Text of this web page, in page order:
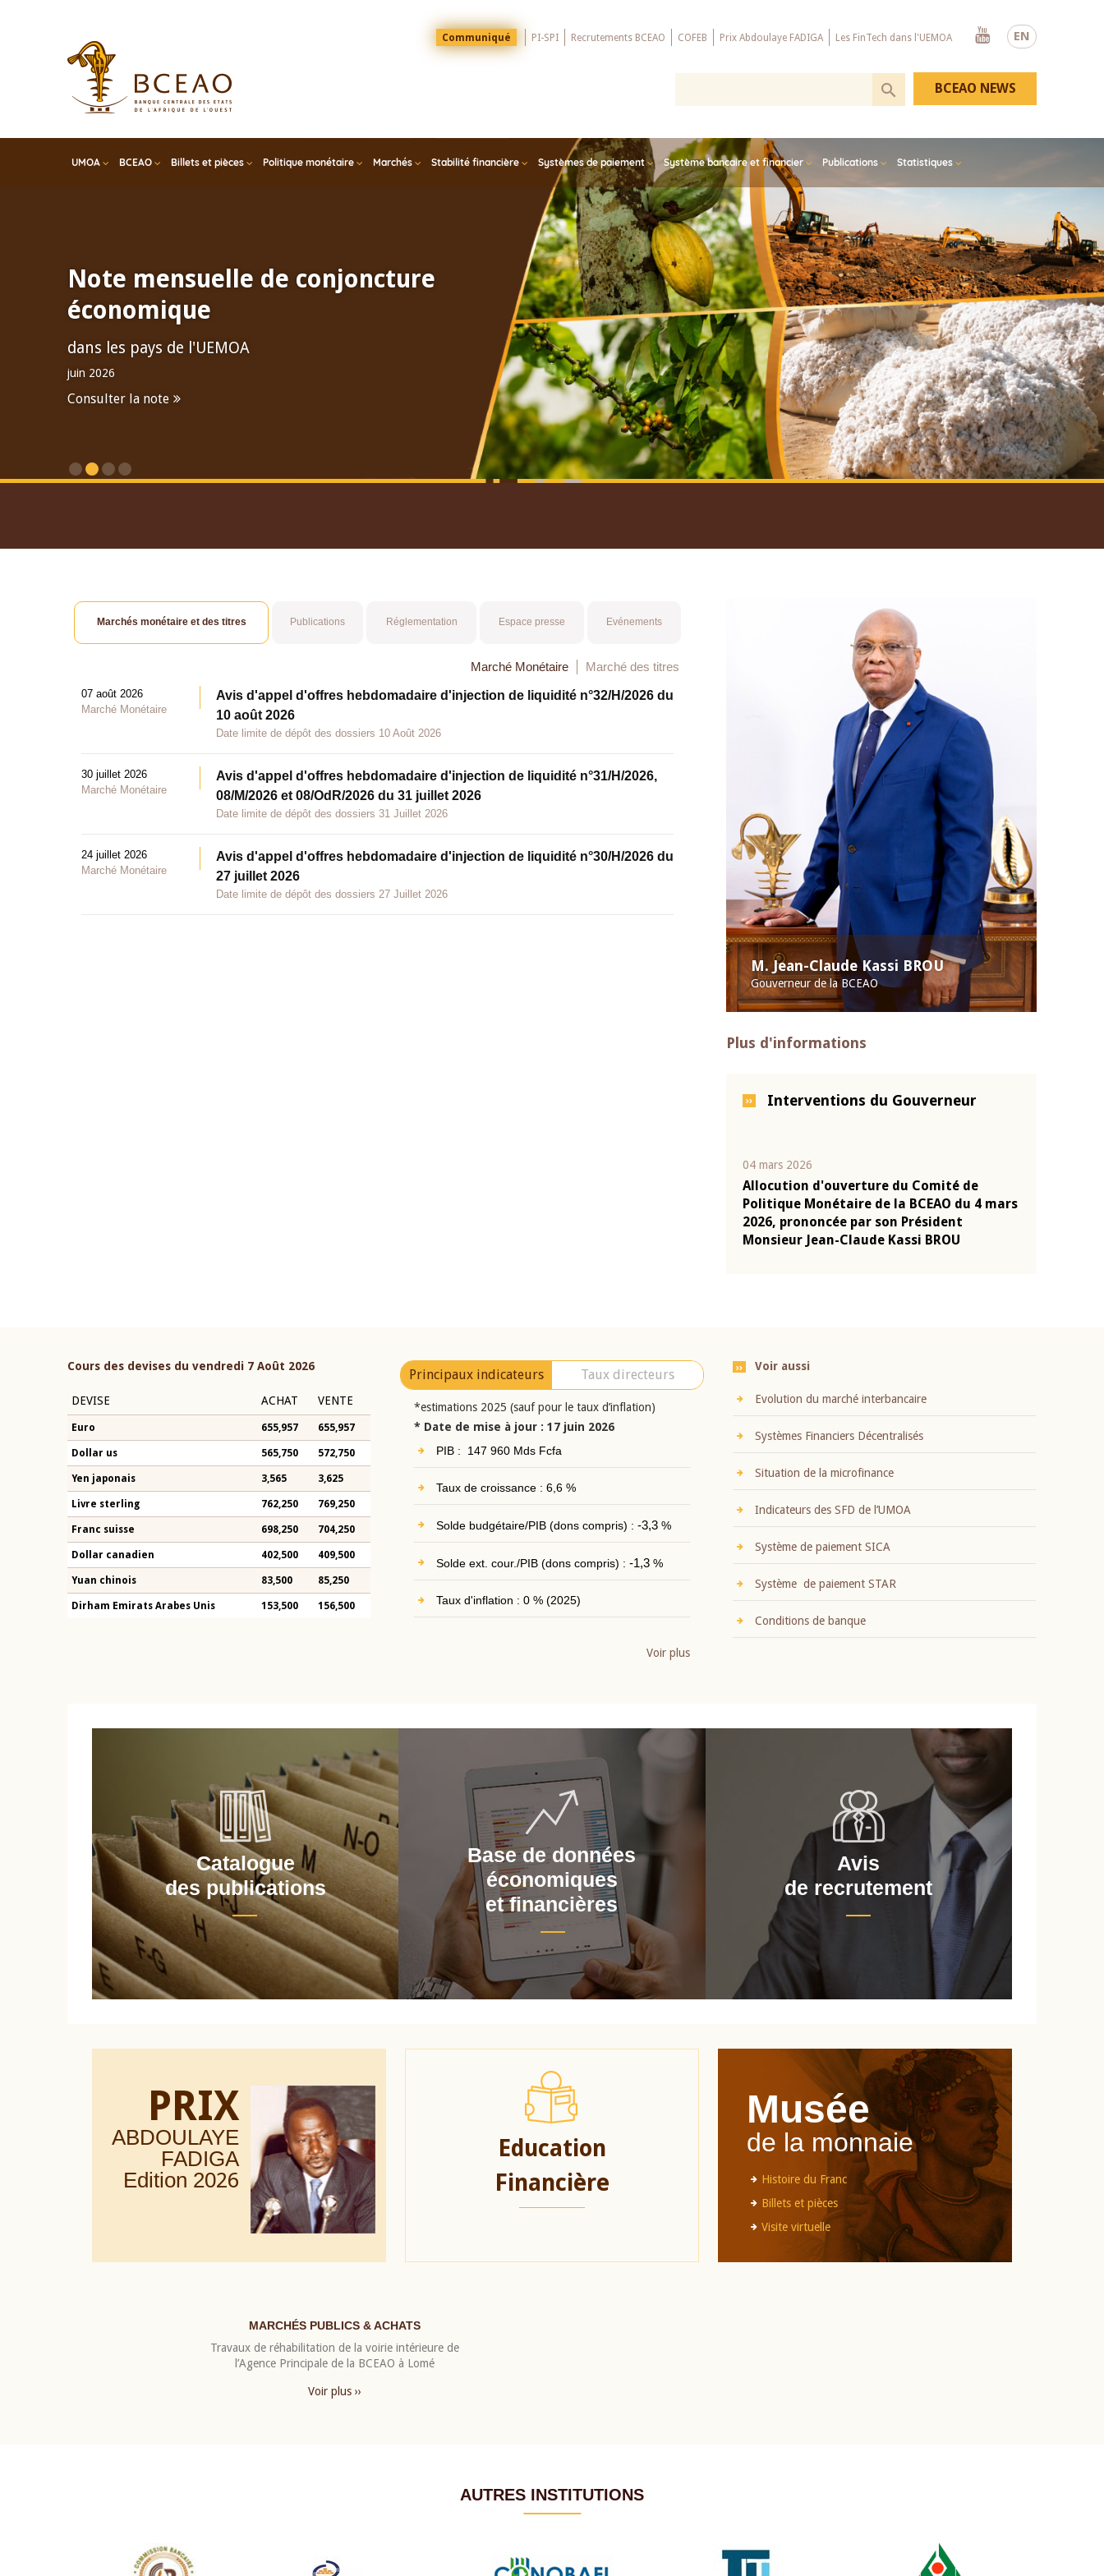
EN
Menu
Top
Communiqué PI-SPI Recrutements BCEAO COFEB Prix Abdoulaye FADIGA Les FinTech dans l'UEMOA
Youtube
UMOA BCEAO Billets et pièces Politique monétaire Marchés Stabilité financière Systèmes de paiement Système bancaire et financier Publications Statistiques
BCEAO NEWS
Note mensuelle de conjoncture
économique
dans les pays de l'UEMOA
juin 2026
Consulter la note
M. Jean-Claude Kassi BROU
Gouverneur de la BCEAO
Plus d'informations
Interventions du Gouverneur
04 mars 2026
Allocution d'ouverture du Comité de
Politique Monétaire de la BCEAO du 4 mars
2026, prononcée par son Président
Monsieur Jean-Claude Kassi BROU
Marchés monétaire et des titres Publications Réglementation Espace presse Evénements
Marché Monétaire Marché des titres
07 août 2026
Marché Monétaire
Avis d'appel d'offres hebdomadaire d'injection de liquidité n°32/H/2026 du
10 août 2026
Date limite de dépôt des dossiers 10 Août 2026
30 juillet 2026
Marché Monétaire
Avis d'appel d'offres hebdomadaire d'injection de liquidité n°31/H/2026,
08/M/2026 et 08/OdR/2026 du 31 juillet 2026
Date limite de dépôt des dossiers 31 Juillet 2026
24 juillet 2026
Marché Monétaire
Avis d'appel d'offres hebdomadaire d'injection de liquidité n°30/H/2026 du
27 juillet 2026
Date limite de dépôt des dossiers 27 Juillet 2026
Cours des devises du vendredi 7 Août 2026
DEVISE ACHAT VENTE
Euro 655,957 655,957
Dollar us 565,750 572,750
Yen japonais 3,565 3,625
Livre sterling 762,250 769,250
Franc suisse 698,250 704,250
Dollar canadien 402,500 409,500
Yuan chinois 83,500 85,250
Dirham Emirats Arabes Unis 153,500 156,500
Principaux indicateurs Taux directeurs
*estimations 2025 (sauf pour le taux d’inflation)
* Date de mise à jour : 17 juin 2026
PIB : 147 960 Mds Fcfa
Taux de croissance : 6,6 %
Solde budgétaire/PIB (dons compris) : -3,3%
Solde ext. cour./PIB (dons compris) : -1,3%
Taux d'inflation : 0 % (2025)
Voir plus
Voir aussi
Evolution du marché interbancaire
Systèmes Financiers Décentralisés
Situation de la microfinance
Indicateurs des SFD de l’UMOA
Système de paiement SICA
Système de paiement STAR
Conditions de banque
Catalogue
des publications
Base de données
économiques
et financières
Avis
de recrutement
PRIX
ABDOULAYE
FADIGA
Edition 2026
Education
Financière
Musée
de la monnaie
Histoire du Franc
Billets et pièces
Visite virtuelle
MARCHÉS PUBLICS & ACHATS
Travaux de réhabilitation de la voirie intérieure de
l’Agence Principale de la BCEAO à Lomé
Voir plus ››
AUTRES INSTITUTIONS